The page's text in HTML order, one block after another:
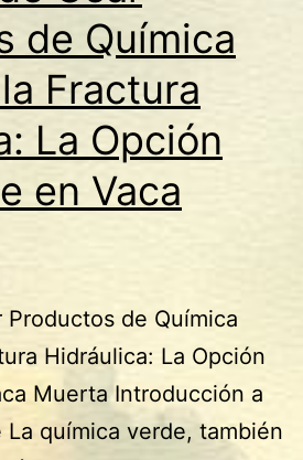
de Química
Fractura
La Opción
en Vaca
Productos de Química
Hidráulica: La Opción
Muerta Introducción a
La química verde, también